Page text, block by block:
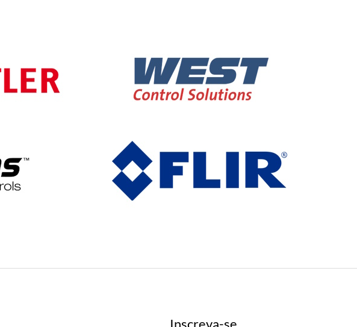
Inscreva-se